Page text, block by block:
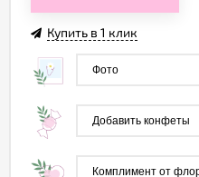
Купить в 1 клик